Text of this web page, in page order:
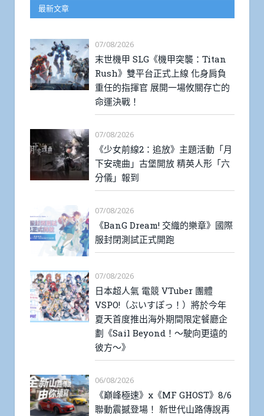
最新文章
07/08/2026
末世機甲 SLG《機甲突襲：Titan
Rush》雙平台正式上線 化身肩負
重任的指揮官 展開一場攸關存亡的
命運決戰！
07/08/2026
《少女前線2：追放》主題活動「月
下安魂曲」古堡開放 精英人形「六
分儀」報到
07/08/2026
《BanG Dream! 交織的樂章》國際
服封閉測試正式開跑
07/08/2026
日本超人氣 電競 VTuber 團體
VSPO!（ぶいすぽっ！）將於今年
夏天首度推出海外期間限定餐廳企
劃《Sail Beyond！～駛向更遠的
彼方～》
06/08/2026
《巔峰極速》x《MF GHOST》8/6
聯動震撼登場！ 新世代山路傳說再